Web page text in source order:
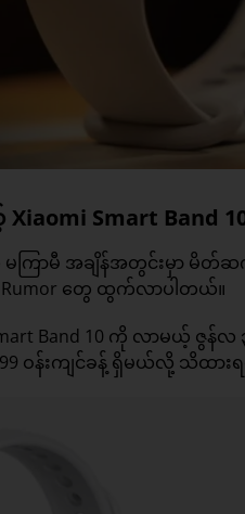
Smart Band
ကြာမီ အချိန်အတွင်းမှာ မိတ်ဆ
တွေ ထွက်လာပါတယ်။
Band 10 ကို လာမယ့် ဇွန်လ
ဝန်းကျင်ခန့် ရှိမယ်လို့ သိထား